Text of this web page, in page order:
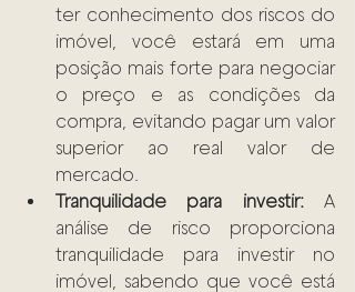
ter conhecimento dos riscos do
imóvel, você estará em uma
posição mais forte para negociar
o preço e as condições da
compra, evitando pagar um valor
superior ao real valor de
mercado.
Tranquilidade para investir: A
análise de risco proporciona
tranquilidade para investir no
imóvel, sabendo que você está